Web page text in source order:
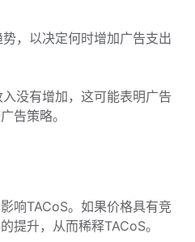
，以决定何时增加广告支出
没有增加，这可能表明广告
告策略。
响TACoS。如果价格具有竞
提升，从而稀释TACoS。